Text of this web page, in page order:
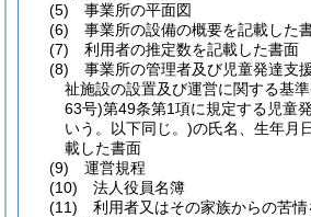
(5)
事業所の平面図
(6)
事業所の設備の概要を記載した
(7)
利用者の推定数を記載した書面
(8)
事業所の管理者及び児童発達支
祉施設の設置及び運営に関する基準
63号)第49条第1項に規定する児童
いう。以下同じ。)の氏名、生年月
載した書面
(9)
運営規程
(10)
法人役員名簿
(11)
利用者又はその家族からの苦